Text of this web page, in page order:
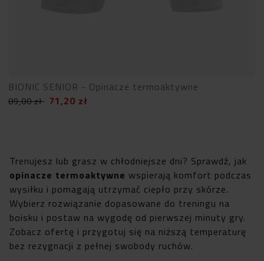
BIONIC SENIOR - Opinacze termoaktywne
89,00zł 71,20 zł
Trenujesz lub grasz w chłodniejsze dni? Sprawdź, jak
opinacze termoaktywne wspierają komfort podczas
wysiłku i pomagają utrzymać ciepło przy skórze.
Wybierz rozwiązanie dopasowane do treningu na
boisku i postaw na wygodę od pierwszej minuty gry.
Zobacz ofertę i przygotuj się na niższą temperaturę
bez rezygnacji z pełnej swobody ruchów.